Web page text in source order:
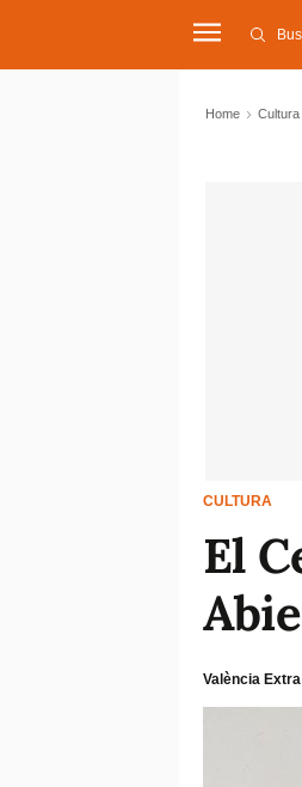
Home Cultura
CULTURA
El
València Extra